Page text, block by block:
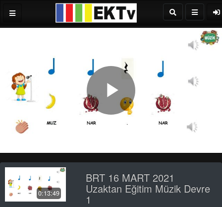
Play
Video
0:13:49
BRT 16 MART 2021
Uzaktan Eğitim Müzik Devre
1